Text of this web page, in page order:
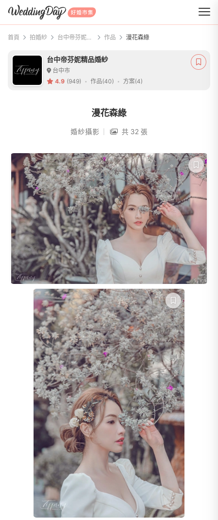
WeddingDay 好婚市集
首頁 拍婚紗 台中帝芬妮精品婚紗 作品 漫花森綠
台中帝芬妮精品婚紗
台中市
4.9 (949) 作品(40) 方案(4)
漫花森綠
婚紗攝影 共 32 張